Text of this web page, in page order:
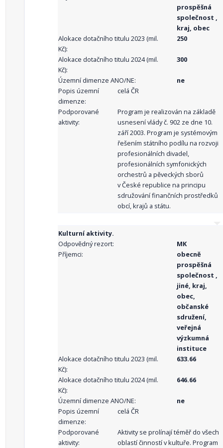
prospěšná
společnost ,
kraj, obec
Alokace dotačního titulu 2023 (mil.
Kč):
250
Alokace dotačního titulu 2024 (mil.
Kč):
300
Územní dimenze ANO/NE:
ne
Popis územní
dimenze:
celá ČR
Podporované
aktivity:
Program je realizován na základě
usnesení vlády č. 902 ze dne 10.
září 2003. Program je systémovým
řešením státního podílu na rozvoji
profesionálních divadel,
profesionálních symfonických
orchestrů a pěveckých sborů
v České republice na principu
sdružování finančních prostředků
obcí, krajů a státu.
Kulturní aktivity.
Odpovědný rezort:
MK
Příjemci:
obecně
prospěšná
společnost ,
jiné, kraj,
obec,
občanské
sdružení,
veřejná
výzkumná
instituce
Alokace dotačního titulu 2023 (mil.
Kč):
633.66
Alokace dotačního titulu 2024 (mil.
Kč):
646.66
Územní dimenze ANO/NE:
ne
Popis územní
dimenze:
celá ČR
Podporované
aktivity:
Aktivity se prolínají téměř do všech
oblastí činností v kultuře. Program